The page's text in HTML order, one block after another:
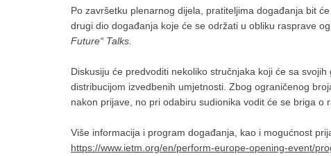
Po završetku plenarnog dijela, pratiteljima događanja bit
drugi dio događanja koje će se održati u obliku rasprave
Future“ Talks.
Diskusiju će predvoditi nekoliko stručnjaka koji će sa
distribucijom izvedbenih umjetnosti. Zbog ograničenog
nakon prijave, no pri odabiru sudionika vodit će se briga o
Više informacija i program događanja, kao i mogućnost
https://www.ietm.org/en/perform-europe-opening-event/